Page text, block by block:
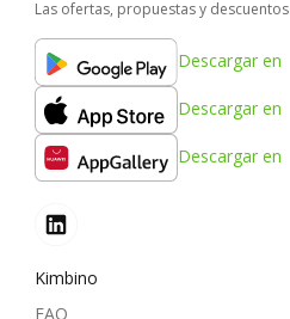
Las ofertas, propuestas y descuentos
Descargar en
Descargar en
Descargar en
Kimbino
FAQ